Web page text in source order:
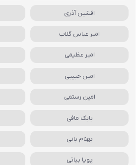
افشین آذری
امیر عباس گلاب
امیر عظیمی
امین حبیبی
امین رستمی
بابک مافی
بهنام بانی
پویا بیاتی